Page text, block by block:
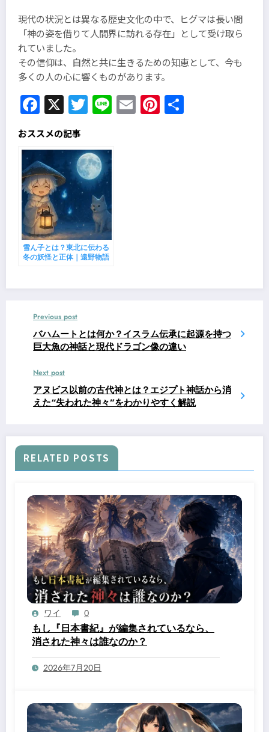
現代の状況とは異なる歴史文化の中で、ヒグマは長い間
「神の姿を借りて人間界に訪れる存在」として受け取ら
れていました。
その信仰は、自然と共に生きるための知恵として、今も
多くの人の心に響くものがあります。
Facebook
X Twitter
LineEmailPinterest
おススメの記事
雪ん子とは？東北に伝わる
冬の妖怪と正体｜遠野物語
Previous post
バハムートとは何か？イスラム伝承に起源を持つ
巨大魚の神話と現代ドラゴン像の違い
Next post
アヌビス以前の古代神とは？エジプト神話から消
えた“失われた神々”をわかりやすく解説
RELATED POSTS
ワイ 0
もし『日本書紀』が編集されているなら、
消された神々は誰なのか？
2026年7月20日